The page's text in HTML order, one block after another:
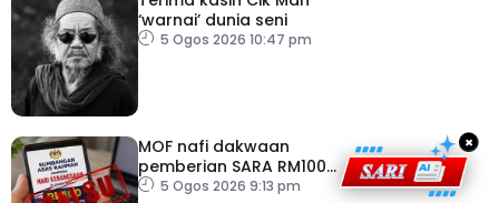
‘warnai’ dunia seni
5 Ogos 2026 10:47 pm
MOF nafi dakwaan
pemberian SARA RM100
sempena Hari
5 Ogos 2026 9:13 pm
×